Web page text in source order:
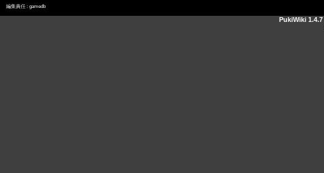
編集責任 : gamedb
PukiWiki 1.4.7